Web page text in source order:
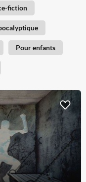
fiction
Pour enfants